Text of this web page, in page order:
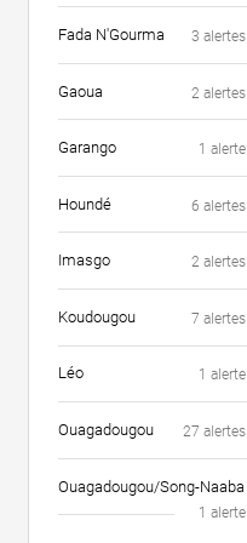
Fada N'Gourma 3 alertes
Gaoua 2 alertes
Garango 1 alerte
Houndé 6 alertes
Imasgo 2 alertes
Koudougou 7 alertes
Léo 1 alerte
Ouagadougou 27 alertes
Ouagadougou/Song-Naaba
1 alerte